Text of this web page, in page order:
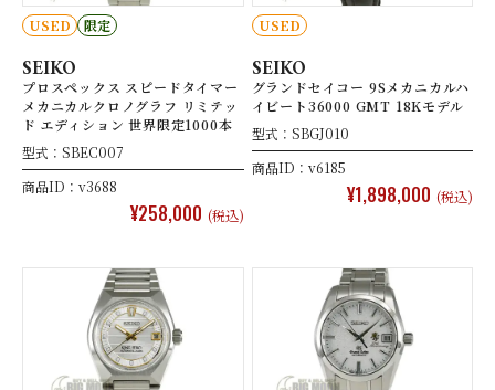
USED 限定
SEIKO
プロスペックス スピードタイマー
メカニカルクロノグラフ リミテッ
ド エディション 世界限定1000本
型式：SBEC007
商品ID：v3688
¥258,000 (税込)
USED
SEIKO
グランドセイコー 9Sメカニカルハ
イビート36000 GMT 18Kモデル
型式：SBGJ010
商品ID：v6185
¥1,898,000 (税込)